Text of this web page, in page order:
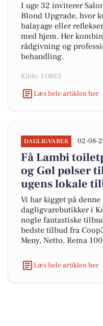
I uge 32 inviterer
Blond Upgrade, hvor
balayage eller
med hjem. Her
rådgivning og
behandling.
Kilde: FORES
Læs hele artiklen her
DAGLIGVARER 02-08-
Få Lambi
og Gøl pølser
ugens lokale
Vi har kigget på
dagligvarebutikker i
nogle fantastiske
bedste tilbud fra
Meny, Netto, Rema
Læs hele artiklen her